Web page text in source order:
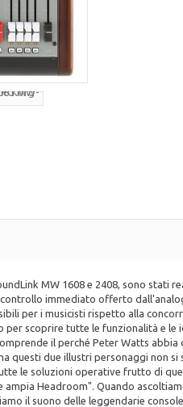
MW 1608 e 2408, sono
immediato offerto
per i musicisti rispetto alla
per scoprire tutte le funzionalità e
il perché Peter Watts
questi due illustri personaggi non
le soluzioni operative frutto di
Headroom". Quando
il suono delle leggendarie